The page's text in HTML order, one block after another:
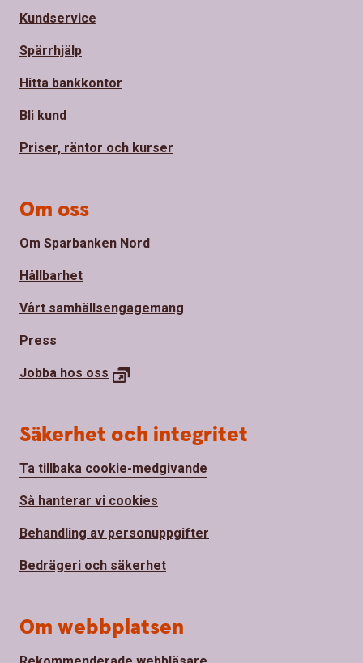
Kundservice
Spärrhjälp
Hitta bankkontor
Bli kund
Priser, räntor och kurser
Om oss
Om Sparbanken Nord
Hållbarhet
Vårt samhällsengagemang
Press
Jobba hos oss
Säkerhet och integritet
Ta tillbaka cookie-medgivande
Så hanterar vi cookies
Behandling av personuppgifter
Bedrägeri och säkerhet
Om webbplatsen